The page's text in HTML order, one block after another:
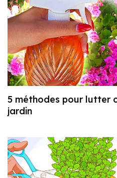
5 méthodes pour lutter
jardin